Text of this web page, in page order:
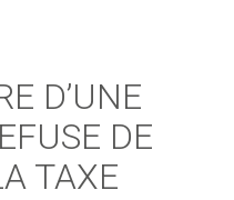
D’UNE
DE
TAXE